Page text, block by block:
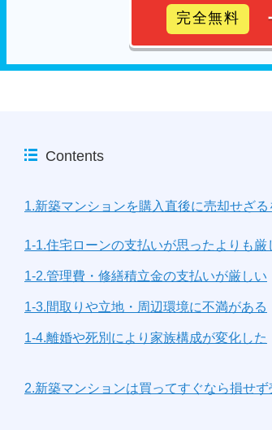
完全無料
Contents
1.新築マンションを購入直後に売却せざ
1-1.住宅ローンの支払いが思ったよりも厳
1-2.管理費・修繕積立金の支払いが厳しい
1-3.間取りや立地・周辺環境に不満がある
1-4.離婚や死別により家族構成が変化した
2.新築マンションは買ってすぐなら損せ